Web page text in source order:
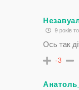
9 років
Ось так
-3